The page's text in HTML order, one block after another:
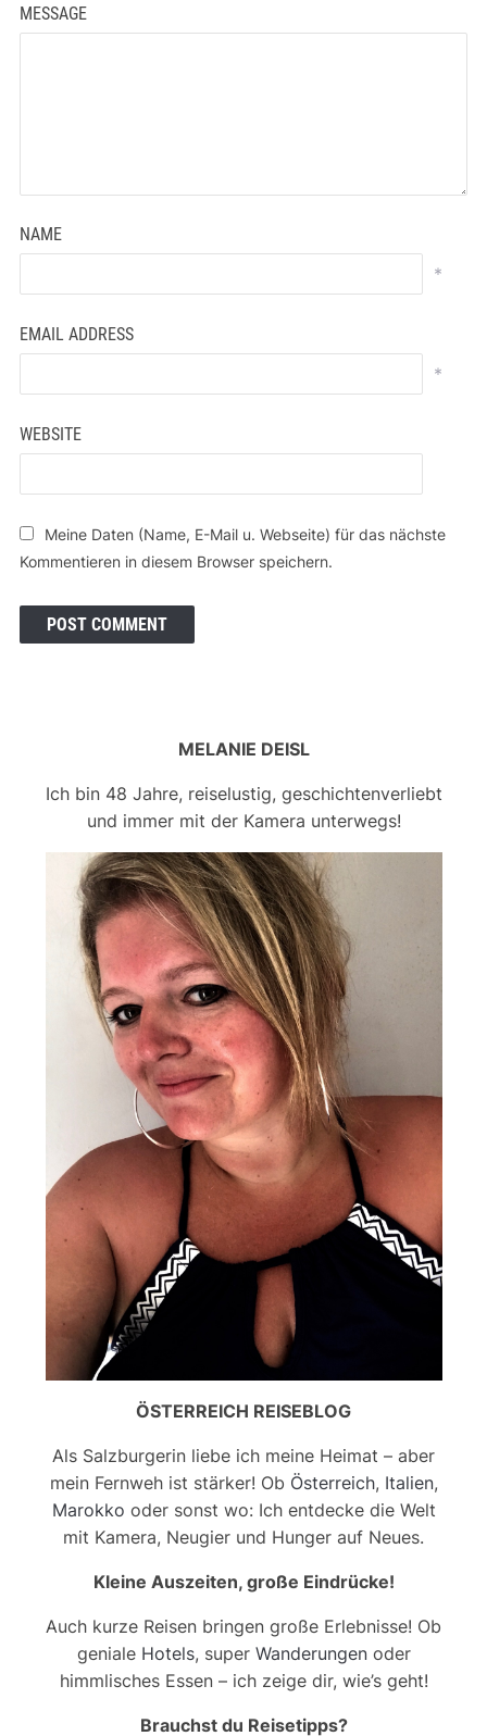
MESSAGE
NAME
*
EMAIL ADDRESS
*
WEBSITE
Meine Daten (Name, E-Mail u. Webseite) für das nächste
Kommentieren in diesem Browser speichern.
MELANIE DEISL
Ich bin 48 Jahre, reiselustig, geschichtenverliebt
und immer mit der Kamera unterwegs!
ÖSTERREICH REISEBLOG
Als Salzburgerin liebe ich meine Heimat – aber
mein Fernweh ist stärker! Ob Österreich, Italien,
Marokko oder sonst wo: Ich entdecke die Welt
mit Kamera, Neugier und Hunger auf Neues.
Kleine Auszeiten, große Eindrücke!
Auch kurze Reisen bringen große Erlebnisse! Ob
geniale Hotels, super Wanderungenoder
himmlisches Essen – ich zeige dir, wie’s geht!
Brauchst du Reisetipps?